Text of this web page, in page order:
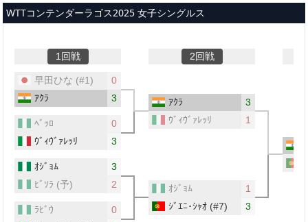
メインコンテンツへスキップ
WTTコンテンダーラゴス2025 女子シングルス
1回戦 2回戦
早田ひな (#1)
0
ｱｸﾗ
3
ﾍﾞｯﾛ
0
ｳﾞｨｳﾞｧﾚｯﾘ
3
ｵｼﾞｮﾑ
3
ﾋﾞｿﾗ (予) 2
ﾗﾋﾞｳ
0
ｱｸﾗ
3
ｳﾞｨｳﾞｧﾚｯﾘ
1
ｵｼﾞｮﾑ
1
ｼﾞｴﾆ･ｼｬｵ(#7) 3